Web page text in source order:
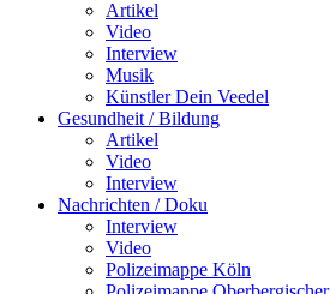
Artikel
Video
Interview
Musik
Künstler Dein Veedel
Gesundheit / Bildung
Artikel
Video
Interview
Nachrichten / Doku
Interview
Video
Polizeimappe Köln